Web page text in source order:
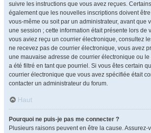
suivre les instructions que vous avez reçues.
également que les nouvelles inscriptions doivent
vous-même ou soit par un administrateur, avant que
une session ; cette information était présente lors de
vous aviez reçu un courrier électronique, consultez
ne recevez pas de courrier électronique, vous avez
une mauvaise adresse de courrier électronique ou
a été filtré en tant que pourriel. Si vous êtes certain
courrier électronique que vous avez spécifiée était
contacter un administrateur du forum.
Haut
Pourquoi ne puis-je pas me connecter ?
Plusieurs raisons peuvent en être la cause. Assurez-